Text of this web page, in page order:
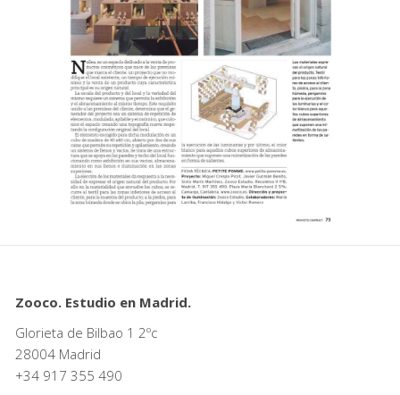
Zooco. Estudio en Madrid.
Glorieta de Bilbao 1 2ºc
28004 Madrid
+34 917 355 490